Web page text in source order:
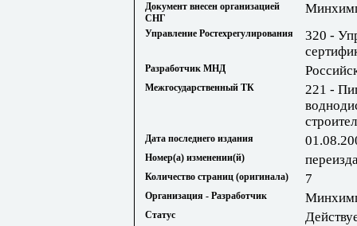
Документ внесен организацией
СНГ
Управление Ростехрегулирования
320 -
Разработчик МНД
Межгосударственный ТК
221 -
Дата последнего издания
Номер(а) изменении(й)
Количество страниц (оригинала) 7
Организация - Разработчик
Статус